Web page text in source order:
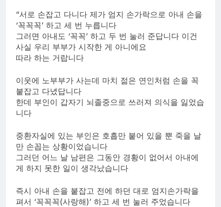
“서로 손잡고 다니다 제가 엄지 손가락으로 아내 손을
‘꼭꼭꼭’ 하고 세 번 누릅니다
그러면 아내도 ‘꼭꼭’ 하고 두 번 눌러 준답니다 이건
사실 우리 부부가 시작한 게 아니에요
따라 하는 거랍니다
이웃에 노부부가 사는데 마치 젊은 연인처럼 손을 꼭
붙잡고 다녔답니다
한데 부인이 갑자기 뇌졸중으로 쓰러져 의식을 잃었습
니다
중환자실에 있는 부인은 호흡만 붙어 있을 뿐 죽을 날
만 손꼽는 상황이었습니다
그러던 어느 날 남편은 그동안 경황이 없어서 아내에
게 하지 못한 일이 생각났습니다
즉시 아내 손을 붙잡고 전에 하던 대로 엄지손가락을
펴서 ‘꼭꼭꼭(사랑해)’ 하고 세 번 눌러 주었습니다